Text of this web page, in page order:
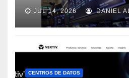
JUL 14, 2026 DANIEL
CENTROS DE DATOS